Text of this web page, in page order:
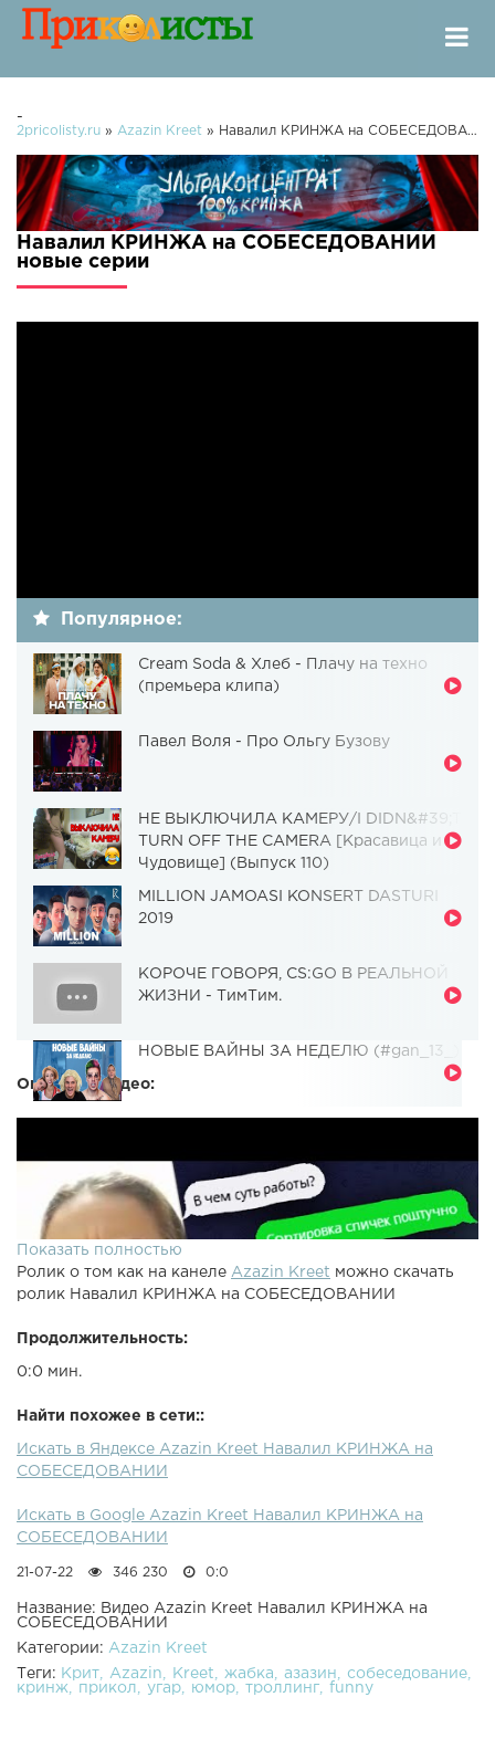
-
2pricolisty.ru » Azazin Kreet » Навалил КРИНЖА на СОБЕСЕДОВАНИИ
Навалил КРИНЖА на СОБЕСЕДОВАНИИ
новые серии
Популярное:
Cream Soda & Хлеб - Плачу на техно
(премьера клипа)
Павел Воля - Про Ольгу Бузову
НЕ ВЫКЛЮЧИЛА КАМЕРУ/I DIDN&#39;T
TURN OFF THE CAMERA [Красавица и
Чудовище] (Выпуск 110)
MILLION JAMOASI KONSERT DASTURI
2019
КОРОЧЕ ГОВОРЯ, CS:GO В РЕАЛЬНОЙ
ЖИЗНИ - ТимТим.
НОВЫЕ ВАЙНЫ ЗА НЕДЕЛЮ (#gan_13_)
Описание видео:
Показать полностью
Ролик о том как на канеле Azazin Kreet можно скачать
ролик Навалил КРИНЖА на СОБЕСЕДОВАНИИ
Продолжительность:
0:0 мин.
Найти похожее в сети::
Искать в Яндексе Azazin Kreet Навалил КРИНЖА на
СОБЕСЕДОВАНИИ
Искать в Google Azazin Kreet Навалил КРИНЖА на
СОБЕСЕДОВАНИИ
21-07-22 346 230 0:0
Название: Видео Azazin Kreet Навалил КРИНЖА на
СОБЕСЕДОВАНИИ
Категории: Azazin Kreet
Теги: Крит Azazin Kreet жабка азазин
собеседование
кринж
прикол угар юмор троллинг funny